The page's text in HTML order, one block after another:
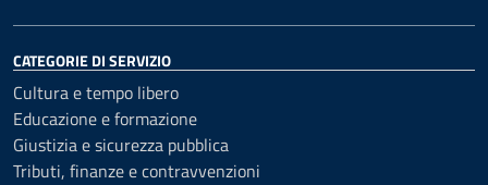
CATEGORIE DI SERVIZIO
Cultura e tempo libero
Educazione e formazione
Giustizia e sicurezza pubblica
Tributi, finanze e contravvenzioni